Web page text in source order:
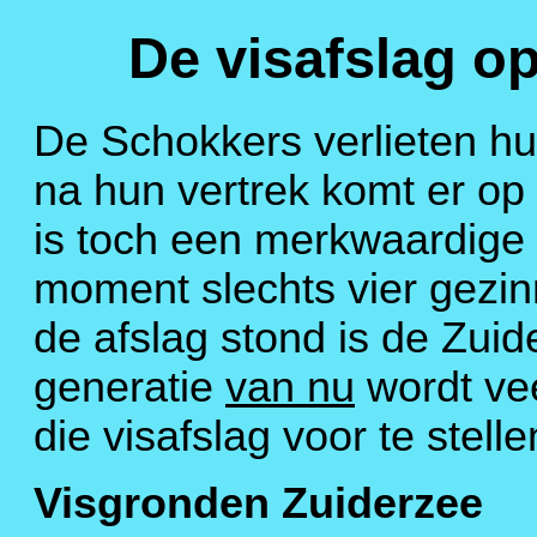
De visafslag
De Schokkers verlieten
na hun vertrek komt er op
is toch een
moment slechts vier
de afslag stond is de
generatie van nu wordt
die visafslag voor te
Visgronden Zuiderzee